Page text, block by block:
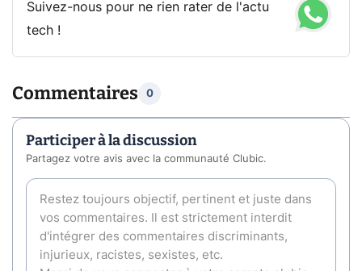
Suivez-nous pour ne rien rater de l'actu
tech !
Commentaires 0
Participer à la discussion
Partagez votre avis avec la communauté Clubic.